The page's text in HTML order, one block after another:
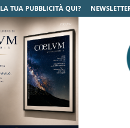
LA TUA PUBBLICITÀ QUI?